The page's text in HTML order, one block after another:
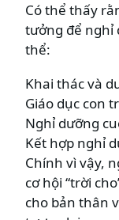
Có thể thấy
tưởng để nghỉ
thể:
Khai thác và
Giáo dục con
Nghỉ dưỡng
Kết hợp nghỉ
Chính vì vậy,
cơ hội “trời
cho bản thân